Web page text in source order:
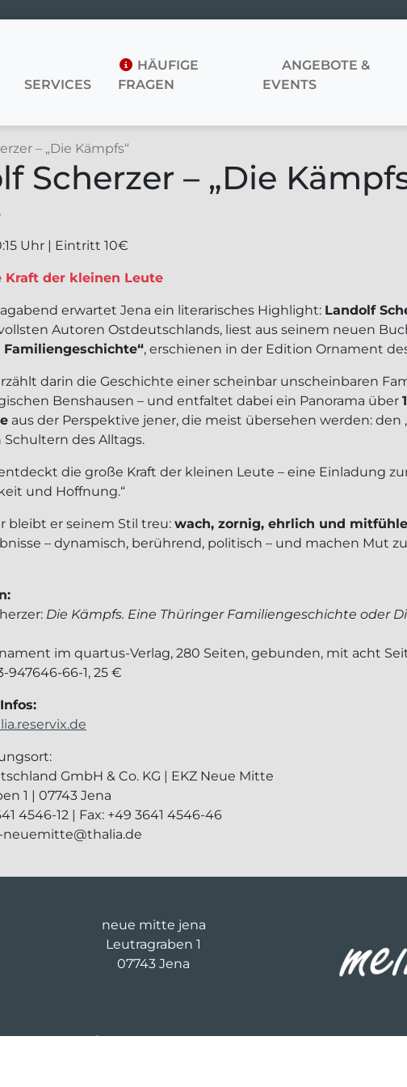
SERVICES
HÄUFIGE
FRAGEN
ANGEBOTE &
EVENTS
– „Die Kämpfs“
Scherzer – „Die
Uhr | Eintritt 10€
Kraft der kleinen Leute
erwartet Jena ein literarisches Highlight: Landolf
Autoren Ostdeutschlands, liest aus seinem neuen
, erschienen in der Edition Ornament
darin die Geschichte einer scheinbar unscheinbaren
Benshausen – und entfaltet dabei ein Panorama über
aus der Perspektive jener, die meist übersehen werden: den
des Alltags.
entdeckt die große Kraft der kleinen Leute – eine Einladung
und Hoffnung.“
bleibt er seinem Stil treu: wach, zornig, ehrlich und
– dynamisch, berührend, politisch – und machen Mut
Die Kämpfs. Eine Thüringer Familiengeschichte oder
im quartus-Verlag, 280 Seiten, gebunden, mit acht
947646-66-1, 25 €
GmbH & Co. KG | EKZ Neue Mitte
1 | 07743 Jena
4546-12 | Fax: +49 3641 4546-46
neuemitte@thalia.de
neue mitte jena
Leutragraben 1
07743 Jena
03643 8674 854